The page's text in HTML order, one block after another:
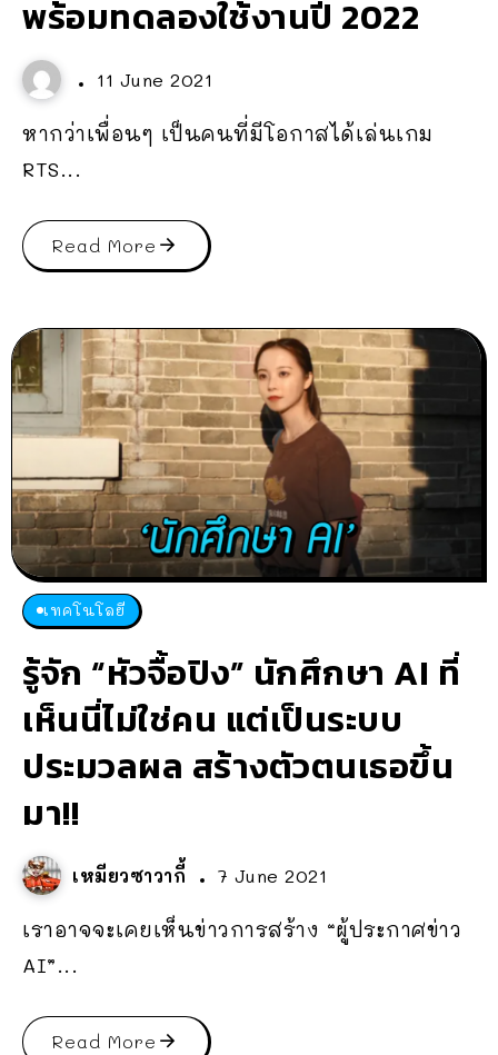
พร้อมทดลองใช้งานปี 2022
11 June 2021
หากว่าเพื่อนๆ เป็นคนที่มีโอกาสได้เล่นเกม
RTS...
Read More
เทคโนโลยี
รู้จัก “หัวจื้อปิง” นักศึกษา AI ที่
เห็นนี่ไม่ใช่คน แต่เป็นระบบ
ประมวลผล สร้างตัวตนเธอขึ้น
มา!!
เหมียวซาวากี้ 7 June 2021
เราอาจจะเคยเห็นข่าวการสร้าง “ผู้ประกาศข่าว
AI”...
Read More